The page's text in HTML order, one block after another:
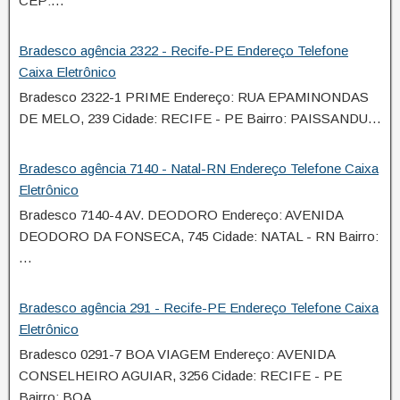
Bradesco agência 2322 - Recife-PE Endereço Telefone
Caixa Eletrônico
Bradesco 2322-1 PRIME Endereço: RUA EPAMINONDAS
DE MELO, 239 Cidade: RECIFE - PE Bairro: PAISSANDU…
Bradesco agência 7140 - Natal-RN Endereço Telefone Caixa
Eletrônico
Bradesco 7140-4 AV. DEODORO Endereço: AVENIDA
DEODORO DA FONSECA, 745 Cidade: NATAL - RN Bairro:
…
Bradesco agência 291 - Recife-PE Endereço Telefone Caixa
Eletrônico
Bradesco 0291-7 BOA VIAGEM Endereço: AVENIDA
CONSELHEIRO AGUIAR, 3256 Cidade: RECIFE - PE
Bairro: BOA…